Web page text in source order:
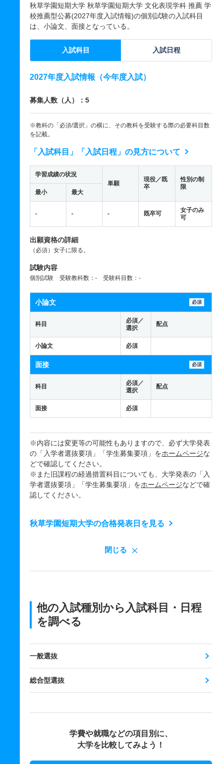
秋草学園短期大学 秋草学園短期大学 文化表現学科 推薦 学
校推薦型公募(2027年度入試情報)の個別試験の入試科目
は、小論文、面接となっている。
入試科目 入試日程
2027年度入試情報（今年度入試）
募集人数（人）：5
※教科の「必須/選択」の横に、その教科を受験する際の必要科目数
を記載。
「入試科目」「入試日程」の見方について
学習成績の状況
単願
現役／既
卒
性別の制
限
最小 最大
- - - 既卒可
女子のみ
可
出願資格の詳細
（必須）女子に限る。
試験内容
個別試験 受験教科数：- 受験科目数：-
小論文 必須
科目
必須／
選択
配点
小論文 必須
面接 必須
科目
必須／
選択
配点
面接 必須
※内容には変更等の可能性もありますので、必ず大学発表
の「入学者選抜要項」「学生募集要項」をホームページな
どで確認してください。
※また旧課程の経過措置科目についても、大学発表の「入
学者選抜要項」「学生募集要項」をホームページなどで確
認してください。
秋草学園短期大学の合格発表日を見る
閉じる
他の入試種別から入試科目・日程
を調べる
一般選抜
総合型選抜
学費や就職などの項目別に、
大学を比較してみよう！